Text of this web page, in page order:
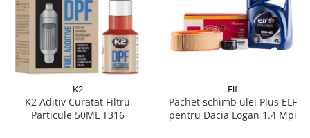
K2
K2 Aditiv Curatat Filtru
Particule 50ML T316
Elf
Pachet schimb ulei Plus ELF
pentru Dacia Logan 1.4 Mpi